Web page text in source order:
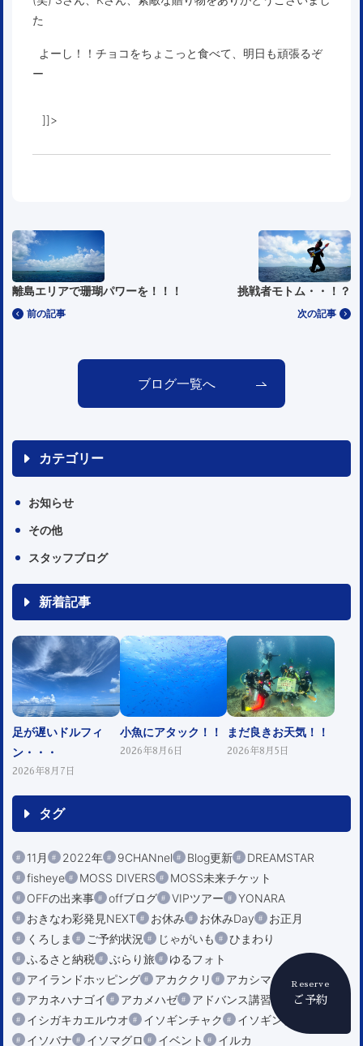
Reserve
ご予約
た
よーし！！チョコをちょこっと食べて、明日も頑張るぞ
ー
]]>
前の記事
離島エリアで珊瑚パワーを！！！
次の記事
挑戦者モトム・・！？
ブログ一覧へ
カテゴリー
お知らせ
その他
スタッフブログ
新着記事
足が遅いドルフィ
ン・・・
2026年8月7日
小魚にアタック！！
2026年8月6日
まだ良きお天気！！
2026年8月5日
タグ
11月 2022年 9CHANnel Blog更新
DREAMSTAR
fisheye
MOSS DIVERS
MOSS未来チケット
OFFの出来事
offブログ VIPツアー
YONARA
おきなわ彩発見NEXT
お休み お休みDay
お正月
くろしま
ご予約状況 じゃがいも
ひまわり
ふるさと納税
ぶらり旅
ゆるフォト
アイランドホッピング
アカククリ
アカシマシラヒゲエビ
アカネハナゴイ
アカメハゼ アドバンス講習
アーチ
イシガキカエルウオ
イソギンチャク
イソギンチャクエビ
イソバナ
イソマグロ イベント イルカ